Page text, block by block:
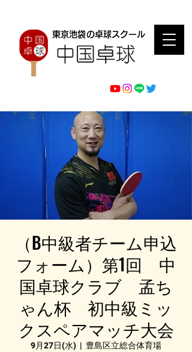
東京池袋の卓球スクール
（B中級者チーム申込
フォーム）第1回 中
国卓球クラブ 孟ち
ゃん杯 初中級ミッ
クスペアマッチ大会
9月27日(水)
  |
豊島区立総合体育場